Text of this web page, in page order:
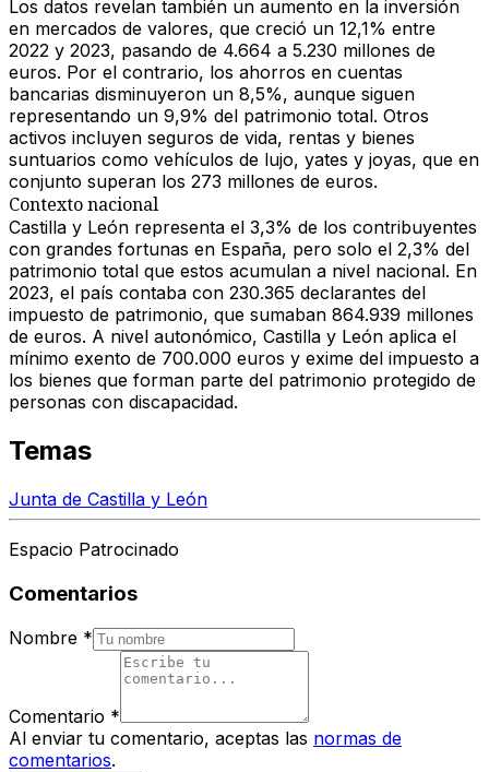
Los datos revelan también un aumento en la inversión
en mercados de valores, que creció un 12,1% entre
2022 y 2023, pasando de 4.664 a 5.230 millones de
euros. Por el contrario, los ahorros en cuentas
bancarias disminuyeron un 8,5%, aunque siguen
representando un 9,9% del patrimonio total. Otros
activos incluyen seguros de vida, rentas y bienes
suntuarios como vehículos de lujo, yates y joyas, que en
conjunto superan los 273 millones de euros.
Contexto nacional
Castilla y León representa el 3,3% de los contribuyentes
con grandes fortunas en España, pero solo el 2,3% del
patrimonio total que estos acumulan a nivel nacional. En
2023, el país contaba con 230.365 declarantes del
impuesto de patrimonio, que sumaban 864.939 millones
de euros. A nivel autonómico, Castilla y León aplica el
mínimo exento de 700.000 euros y exime del impuesto a
los bienes que forman parte del patrimonio protegido de
personas con discapacidad.
Temas
Junta de Castilla y León
Espacio Patrocinado
Comentarios
Nombre *
Comentario *
Al enviar tu comentario, aceptas las normas de
comentarios.